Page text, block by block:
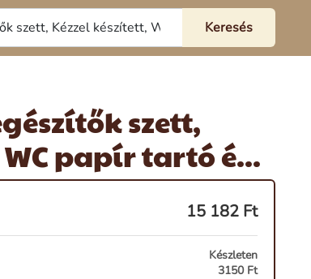
szett,
papír tartó é...
15 182 Ft
Készleten
3150 Ft